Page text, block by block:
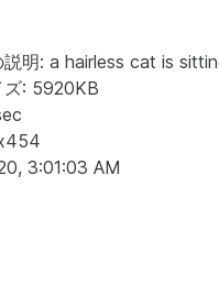
説明: a hairless cat is
ズ: 5920KB
3:01:03 AM